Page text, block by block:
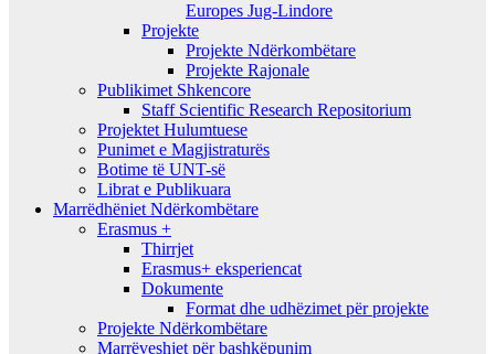
Europes Jug-Lindore
Projekte
Projekte Ndërkombëtare
Projekte Rajonale
Publikimet Shkencore
Staff Scientific Research Repositorium
Projektet Hulumtuese
Punimet e Magjistraturës
Botime të UNT-së
Librat e Publikuara
Marrëdhëniet Ndërkombëtare
Erasmus +
Thirrjet
Erasmus+ eksperiencat
Dokumente
Format dhe udhëzimet për projekte
Projekte Ndërkombëtare
Marrëveshjet për bashkëpunim